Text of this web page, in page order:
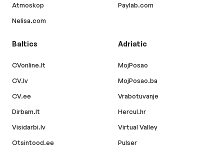
Atmoskop
Nelisa.com
Paylab.com
Baltics
CVonline.lt
CV.lv
CV.ee
Dirbam.lt
Visidarbi.lv
Otsintood.ee
Adriatic
MojPosao
MojPosao.ba
Vrabotuvanje
Hercul.hr
Virtual Valley
Pulser